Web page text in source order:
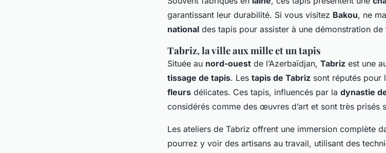
garantissant leur durabilité. Si vous visitez Bakou, ne
national des tapis pour assister à une démonstration de
Tabriz, la ville aux mille et un tapis
Située au nord-ouest de l’Azerbaïdjan, Tabriz est une
tissage de tapis. Les tapis de Tabriz sont réputés pour
fleurs délicates. Ces tapis, influencés par la dynastie
considérés comme des œuvres d’art et sont très prisés
Les ateliers de Tabriz offrent une immersion complète
pourrez y voir des artisans au travail, utilisant des